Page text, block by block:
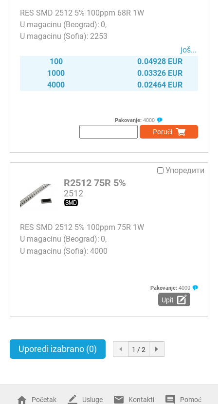
RES SMD 2512 5% 100ppm 68R 1W
0
2253
јоš...
100
0.04928 EUR
1000
0.03326 EUR
4000
0.02464 EUR
Pakovanje: 4000
Poruči
Упоредити
R2512 75R 5%
2512
RES SMD 2512 5% 100ppm 75R 1W
0
4000
Pakovanje: 4000
Upit
Uporedi izabrano (0) 1 / 2
Početak Usluge Kontakti Pomoć